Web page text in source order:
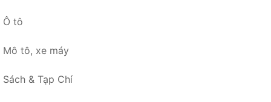
Ô tô
Mô tô, xe máy
Sách & Tạp Chí